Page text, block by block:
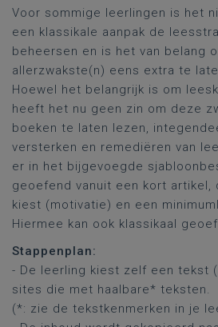
Voor sommige leerlingen is het
een klassikale aanpak de
beheersen en is het van belang
allerzwakste(n) eens extra te
Hoewel het belangrijk is om
heeft het nu geen zin om deze
boeken te laten lezen,
versterken en remediëren van
er in het bijgevoegde
geoefend vanuit een kort
kiest (motivatie) en een
Hiermee kan ook klassikaal
Stappenplan:
- De leerling kiest zelf een tekst
sites die met haalbare* teksten.
(*: zie de tekstkenmerken in je